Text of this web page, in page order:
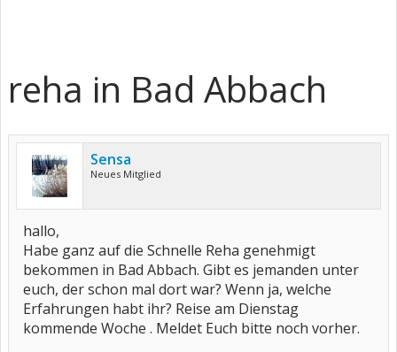
reha in Bad Abbach
Sensa
Neues Mitglied
hallo,
Habe ganz auf die Schnelle Reha genehmigt
bekommen in Bad Abbach. Gibt es jemanden unter
euch, der schon mal dort war? Wenn ja, welche
Erfahrungen habt ihr? Reise am Dienstag
kommende Woche . Meldet Euch bitte noch vorher.